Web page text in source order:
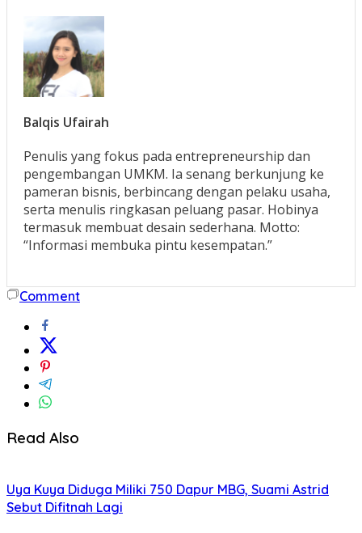
Balqis Ufairah
Penulis yang fokus pada entrepreneurship dan
pengembangan UMKM. Ia senang berkunjung ke
pameran bisnis, berbincang dengan pelaku usaha,
serta menulis ringkasan peluang pasar. Hobinya
termasuk membuat desain sederhana. Motto:
“Informasi membuka pintu kesempatan.”
Comment
Read Also
Uya Kuya Diduga Miliki 750 Dapur MBG, Suami Astrid
Sebut Difitnah Lagi